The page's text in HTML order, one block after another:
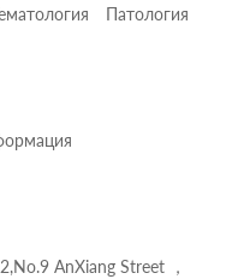
Патология
AnXiang Street ，